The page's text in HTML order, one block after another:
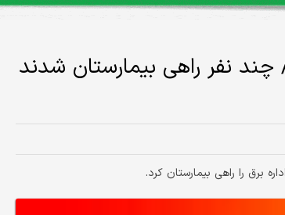
کشور/ چند نفر راهی بیمارستان شدند